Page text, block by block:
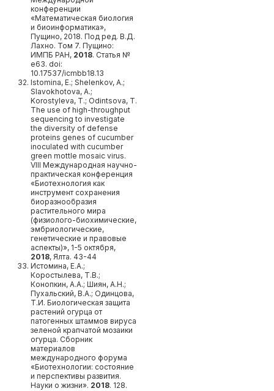
конференции
«Математическая биология
и биоинформатика»,
Пущино, 2018. Под ред. В.Д.
Лахно. Том 7. Пущино:
ИМПБ РАН, 2018. Статья №
e63. doi:
10.17537/icmbb18.13
Istomina, Е.; Shelenkov, А.;
Slavokhotova, А.;
Korostyleva, Т.; Odintsova, Т.
The use of high-throughput
sequencing to investigate
the diversity of defense
proteins genes of cucumber
inoculated with cucumber
green mottle mosaic virus.
VIII Международная научно-
практическая конференция
«Биотехнология как
инструмент сохранения
биоразнообразия
растительного мира
(физиолого-биохимические,
эмбриологические,
генетические и правовые
аспекты)», 1-5 октября,
2018, Ялта. 43-44
Истомина, Е.А.;
Коростылева, Т.В.;
Конопкин, А.А.; Шиян, А.Н.;
Пухальский, В.А.; Одинцова,
Т.И. Биологическая защита
растений огурца от
патогенных штаммов вируса
зеленой крапчатой мозаики
огурца. Сборник
материалов
международного форума
«Биотехнологии: состояние
и перспективы развития.
Науки о жизни». 2018. 128.